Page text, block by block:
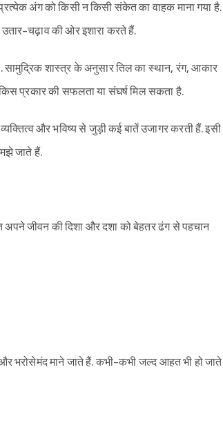
अंग को किसी न किसी संकेत का वाहक माना गया है.
चढ़ाव की ओर इशारा करते हैं.
सामुद्रिक शास्त्र के अनुसार तिल का स्थान, रंग, आकार
प्रकार की सफलता या संघर्ष मिल सकता है.
और भविष्य से जुड़ी कई बातें उजागर करती हैं. इसी
जाते हैं.
अपने जीवन की दिशा और दशा को बेहतर ढंग से पहचान
भरोसेमंद माने जाते हैं. कभी-कभी जल्द आहत भी हो जाते